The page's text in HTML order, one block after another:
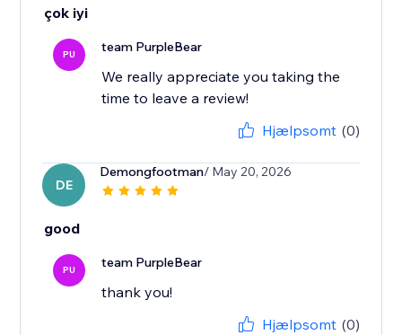
çok iyi
PU team PurpleBear
We really appreciate you taking the
time to leave a review!
Hjælpsomt (0)
DE
Demongfootman/ May 20, 2026
good
PU team PurpleBear
thank you!
Hjælpsomt (0)